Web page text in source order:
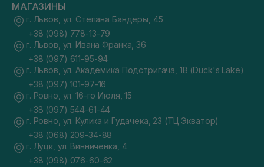
МАГАЗИНЫ
г. Львов, ул. Степана Бандеры, 45
+38 (098) 778-13-79
г. Львов, ул. Ивана Франка, 36
+38 (097) 611-95-94
г. Львов, ул. Академика Подстригача, 1В (Duck's Lake)
+38 (097) 101-97-16
г. Ровно, ул. 16-го Июля, 15
+38 (097) 544-61-44
г. Ровно, ул. Кулика и Гудачека, 23 (ТЦ Экватор)
+38 (068) 209-34-88
г. Луцк, ул. Винниченка, 4
+38 (098) 076-60-62